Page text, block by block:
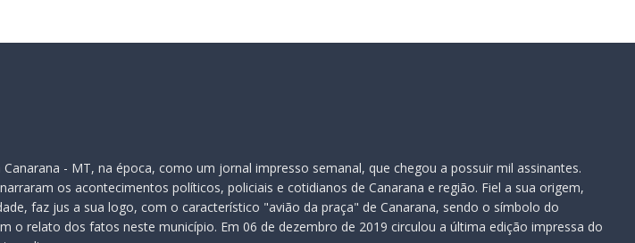
- MT, na época, como um jornal impresso semanal, que chegou a possuir mil assinantes.
os acontecimentos políticos, policiais e cotidianos de Canarana e região. Fiel a sua origem,
faz jus a sua logo, com o característico "avião da praça" de Canarana, sendo o símbolo do
o relato dos fatos neste município. Em 06 de dezembro de 2019 circulou a última edição impressa do